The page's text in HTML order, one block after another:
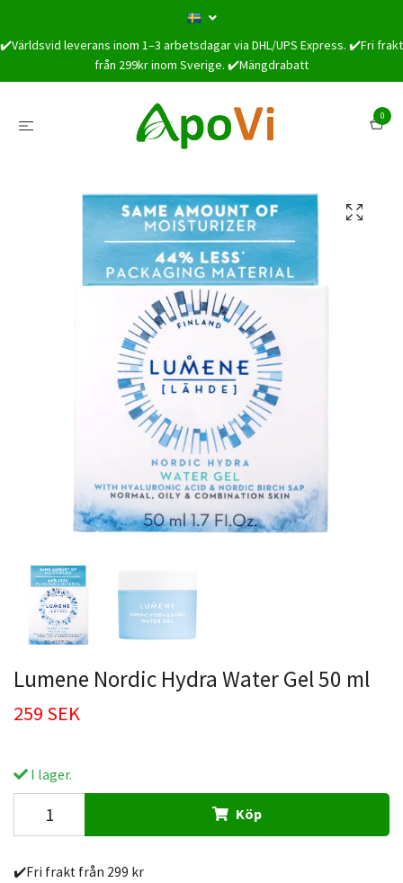
✔️Världsvid leverans inom 1–3 arbetsdagar via DHL/UPS Express. ✔️Fri frakt
från 299kr inom Sverige. ✔️Mängdrabatt
0
Lumene Nordic Hydra Water Gel 50 ml
259 SEK
I lager.
Köp
✔️Fri frakt från 299 kr